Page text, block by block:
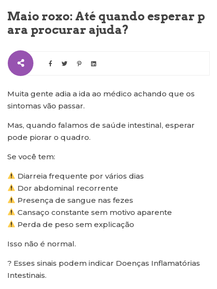
Maio roxo: Até quando esperar p
ara procurar ajuda?
Muita gente adia a ida ao médico achando que os
sintomas vão passar.
Mas, quando falamos de saúde intestinal, esperar
pode piorar o quadro.
Se você tem:
Diarreia frequente por vários dias
Dor abdominal recorrente
Presença de sangue nas fezes
Cansaço constante sem motivo aparente
Perda de peso sem explicação
Isso não é normal.
? Esses sinais podem indicar Doenças Inflamatórias
Intestinais.